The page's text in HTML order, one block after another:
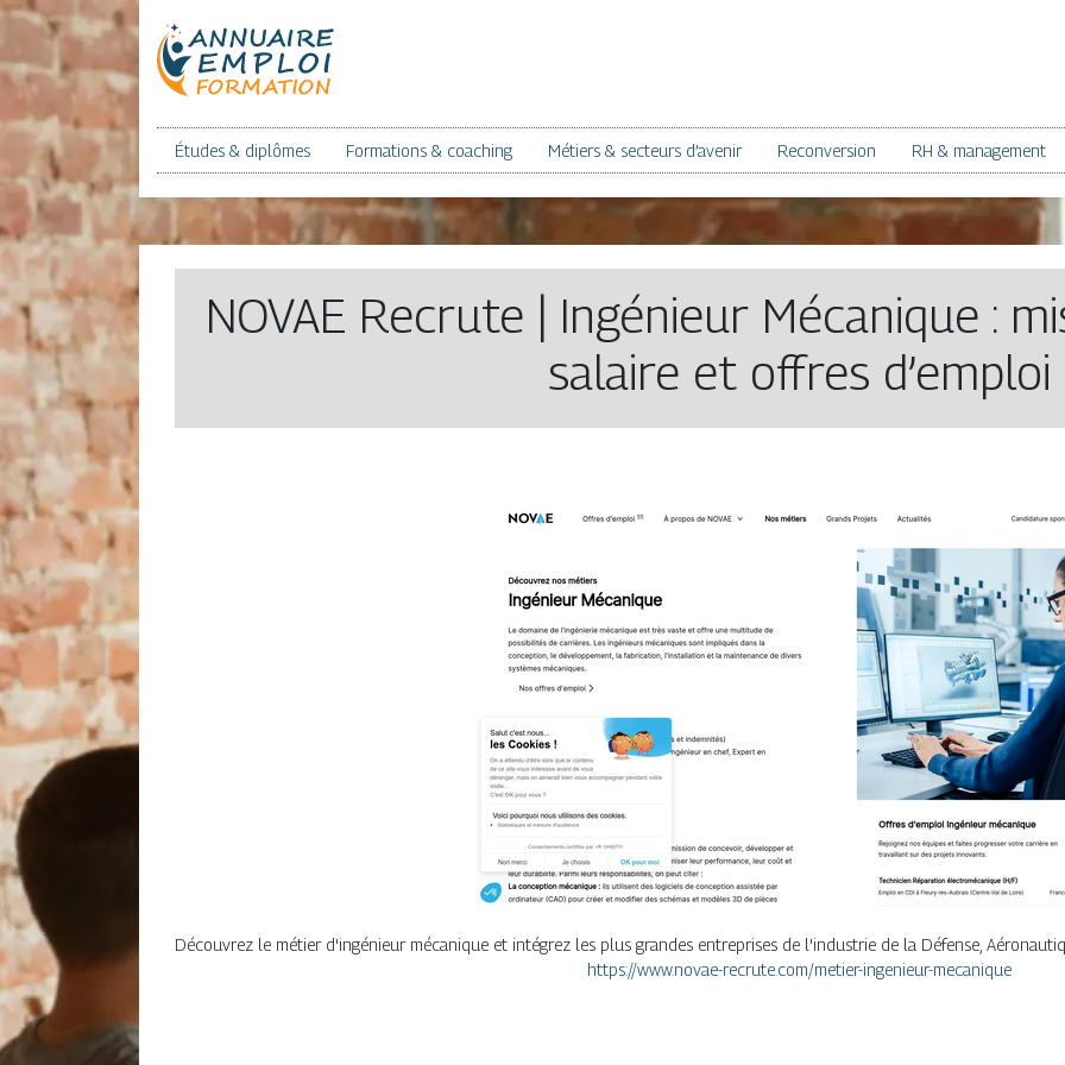
Études & diplômes Formations & coaching Métiers & secteurs d’avenir Reconversion RH & management
NOVAE Recrute | Ingénieur Mécanique :
salaire et offres d’emploi
Découvrez le métier d'ingénieur mécanique et intégrez les plus grandes entreprises de l'industrie de la Défense,
https://www.novae-recrute.com/metier-ingenieur-mecanique